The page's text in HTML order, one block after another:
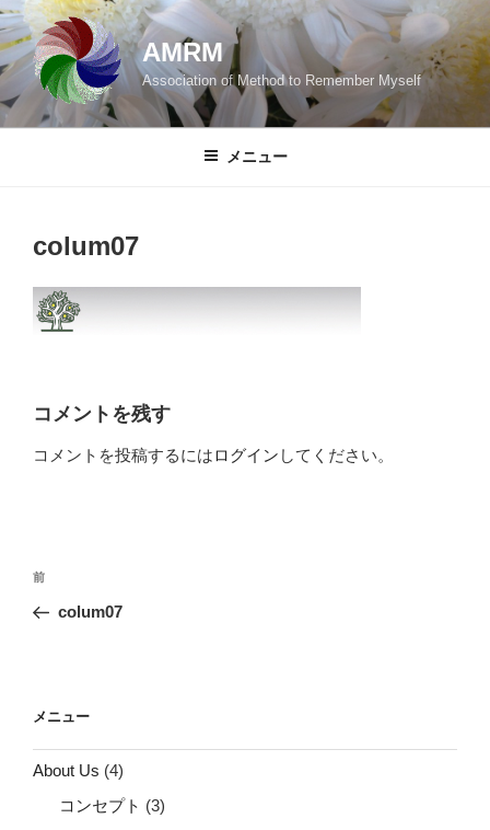
コ
ン
テ
ツ
AMRM
Association of Method to Remember Myself
メニュー
colum07
コメントを残す
コメントを投稿するにはログイン してください。
投
ナ
ー
シ
ョ
前
の
前
colum07
メニュー
About Us (4)
コンセプト (3)